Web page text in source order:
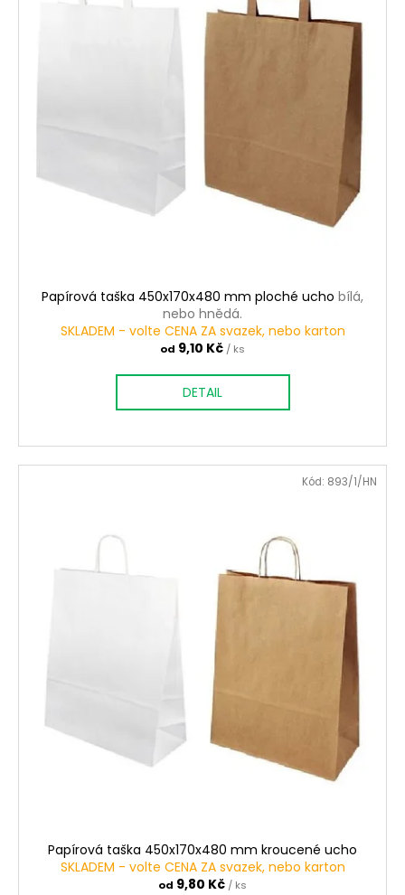
Papírová taška 450x170x480 mm ploché ucho bílá,
nebo hnědá.
SKLADEM - volte CENA ZA svazek, nebo karton
od 9,10 Kč / ks
DETAIL
Papírová taška 450x170x480 mm kroucené ucho
SKLADEM - volte CENA ZA svazek, nebo karton
od 9,80 Kč / ks
Kód: 893/1/HN